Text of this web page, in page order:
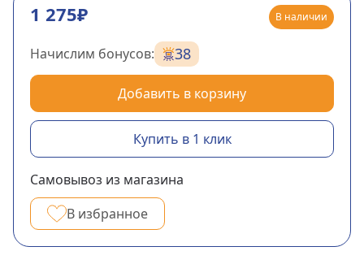
1 275₽ В наличии
Начислим бонусов: 38
Добавить в корзину
Купить в 1 клик
Самовывоз из магазина
В избранное